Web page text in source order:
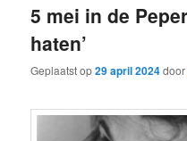
5 mei in de
haten’
Geplaatst op29 april 2024